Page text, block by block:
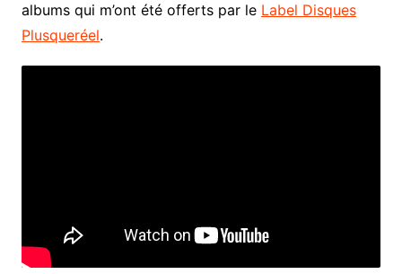
albums qui m’ont été offerts par le Label Disques
Plusqueréel.